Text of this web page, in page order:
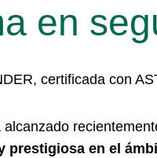
en
certificada con
alcanzado
prestigiosa en el